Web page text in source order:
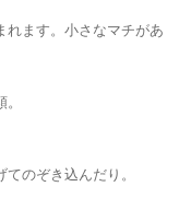
れます。小さなマチがあ
のぞき込んだり。